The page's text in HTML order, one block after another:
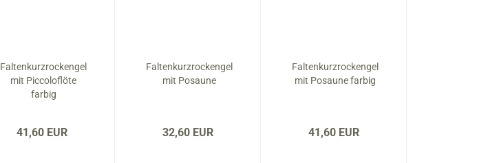
Faltenkurzrockengel
mit Piccoloflöte
farbig
41,60 EUR
Faltenkurzrockengel
mit Posaune
32,60 EUR
Faltenkurzrockengel
mit Posaune farbig
41,60 EUR